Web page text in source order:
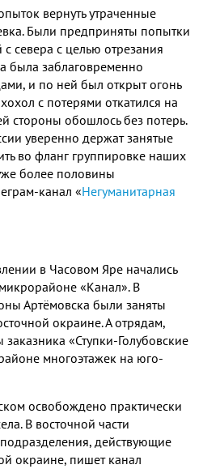
вернуть утраченные
Были предприняты попытки
севера с целью отрезания
была заблаговременно
и по ней был открыт огонь
с потерями откатился на
стороны обошлось без потерь.
уверенно держат занятые
во фланг группировке наших
более половины
канал «Негуманитарная
в Часовом Яре начались
«Канал». В
Артёмовска были заняты
окраине. А отрядам,
«Ступки-Голубовские
многоэтажек на юго-
освобождено практически
В восточной части
действующие
окраине, пишет канал